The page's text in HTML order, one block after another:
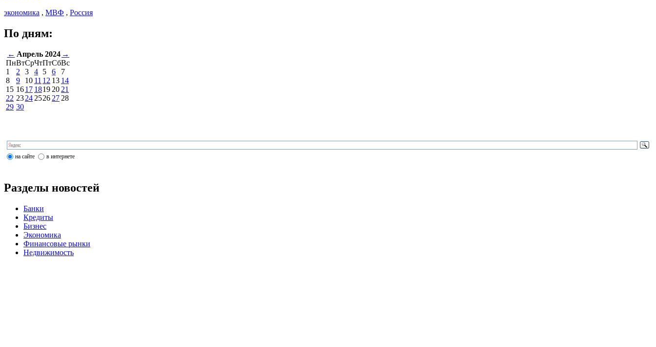
экономика , МВФ , Россия
По дням:
← Апрель 2024 →
ПнВтСрЧтПтСбВс
1
2 3 4 5 6
7
8
9 10 11 12 13 14
15 1617 1819 20 21
22 2324 2526 27 28
29 30
на сайте в интернете
Разделы новостей
Банки
Кредиты
Бизнес
Экономика
Финансовые рынки
Недвижимость